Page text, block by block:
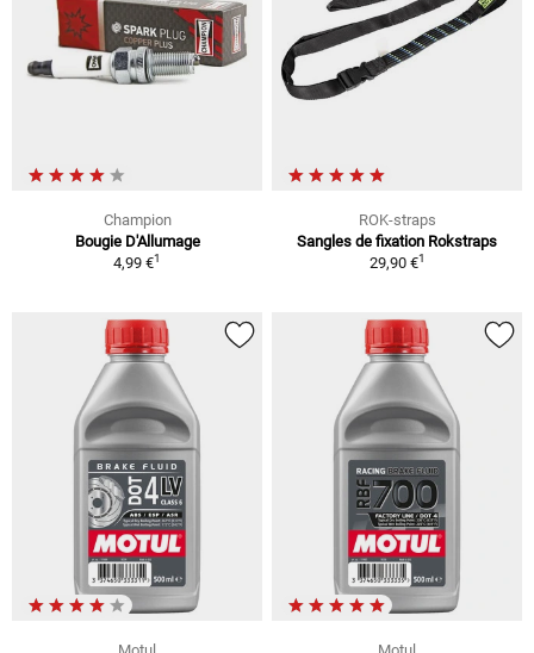
Champion
Bougie D'Allumage
4,99 €1
ROK-straps
Sangles de fixation Rokstraps
29,90 €1